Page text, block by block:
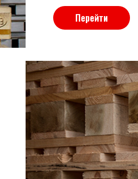
Перейти